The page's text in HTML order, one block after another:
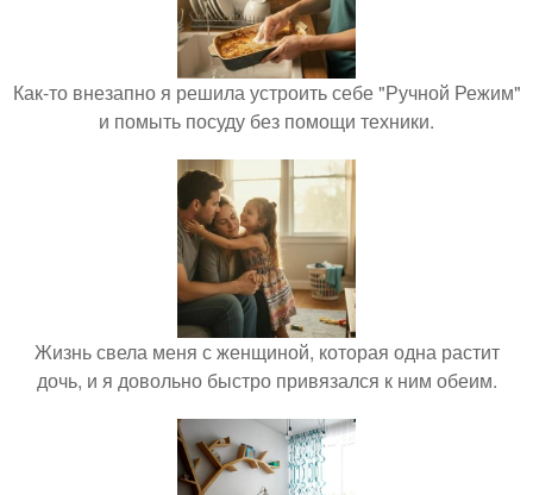
Как-то внезапно я решила устроить себе "Ручной Режим"
и помыть посуду без помощи техники.
Жизнь свела меня с женщиной, которая одна растит
дочь, и я довольно быстро привязался к ним обеим.